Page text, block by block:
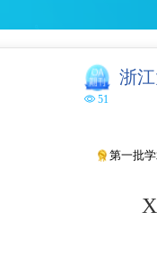
浙
51
第一批